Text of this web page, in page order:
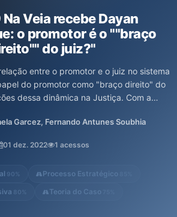
Veia recebe Dayan
o promotor é o ""braço
do juiz?"
entre o promotor e o juiz no sistema
do promotor como "braço direito" do
dessa dinâmica na Justiça. Com a
dos operadores do direito e os desafios
e o funcionamento do sistema penal.
Garcez, Fernando Antunes Soubhia
01 dez. 2022 1 acessos
90% Processo Estratégico
80% Teoria do Caso